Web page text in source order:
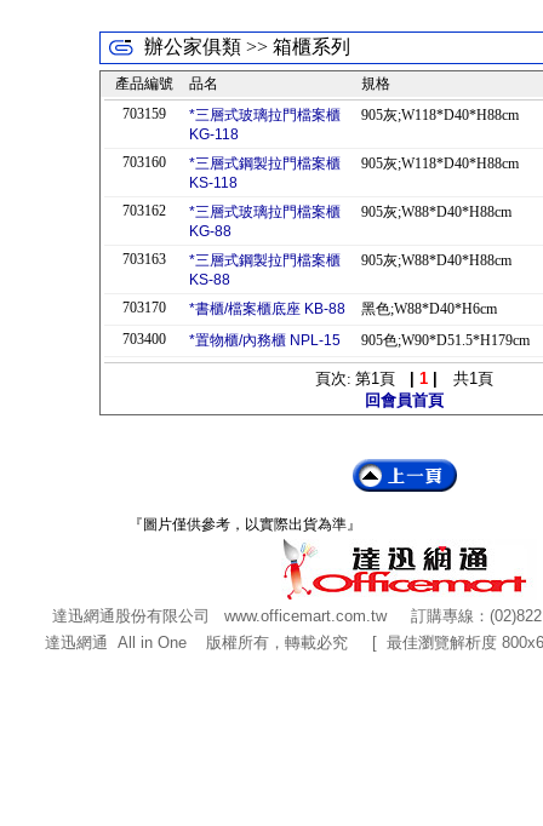
辦公家俱類 >> 箱櫃系列
產品編號 品名
規格
703159
*三層式玻璃拉門檔案櫃
KG-118
905灰;W118*D40*H88cm
703160
*三層式鋼製拉門檔案櫃
KS-118
905灰;W118*D40*H88cm
703162
*三層式玻璃拉門檔案櫃
KG-88
905灰;W88*D40*H88cm
703163
*三層式鋼製拉門檔案櫃
KS-88
905灰;W88*D40*H88cm
703170 *書櫃/檔案櫃底座 KB-88
黑色;W88*D40*H6cm
703400
*置物櫃/內務櫃 NPL-15 905色;W90*D51.5*H179cm
頁次: 第1頁 1| 共1頁
回會員首頁
『圖片僅供參考，以實際出貨為準』
達迅網通股份有限公司 www.officemart.com.tw訂購專線：
達迅網通 All in One 版權所有，轉載必究 [ 最佳瀏覽解析度